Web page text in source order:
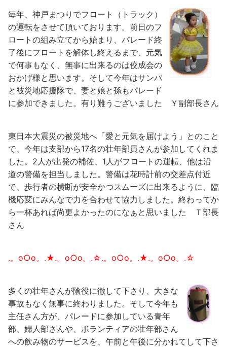
毎年、神戸まつりでフロート（トラック）
の運転をさせて頂いております。前日のフ
ロートの組み立てから始まり、パレード終
了後にフロートを解体し終えるまで、元気
で何事もなく、無事に出来るのは佼成会の
おかげ様と思います。そして今年はサンバ
と被災地応援隊で、妻と娘と孫もパレード
に参加できました。有り難うございました Ｙ副部長さん
東日本大震災の被災地へ「愛と元気を届けよう」とのこと
で、今年は支部から17名の壮年部員さんが参加してくれま
した。2人が出発の補佐、1人がフロートの運転、他は沿
道の警備を担当しました。警備は花時計前の交差点付近
で、歩行者の横断が安全かつスムーズに出来るように、臨
機応変にみんなで力を合わせて協力しました。終わってか
ら一杯あれば尚更よかったのになぁと思いました Ｔ部長
さん
.。o○o。.★.。o○o。.☆.。o○o。.★.。o○o。.☆
多くの壮年さんが陰役に徹して下さり、大きな
事故もなく無事に終わりました。そして今年も
主任さん方が、パレードに参加している青年
部、婦人部さんや、ボランティアの壮年部さん
への飲み物のサービスを、午前と午後に分かれてして下さ